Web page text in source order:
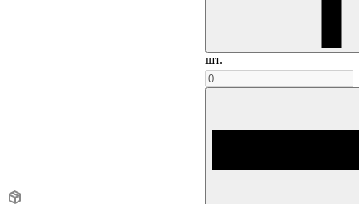
шт.